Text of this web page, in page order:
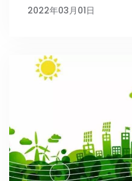
2022年03月01日